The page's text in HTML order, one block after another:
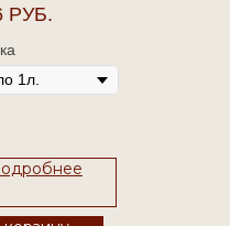
погружение в
вечного лета
свободы.
РУБ.